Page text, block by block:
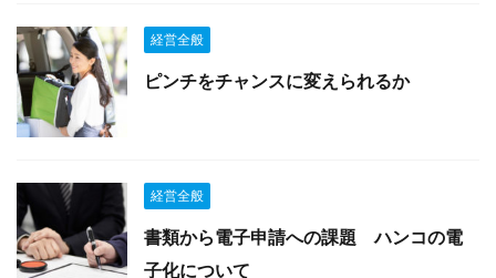
経営全般
ピンチをチャンスに変えられるか
経営全般
書類から電子申請への課題 ハンコの電
子化について